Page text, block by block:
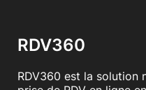
RDV360
RDV360 est la solution